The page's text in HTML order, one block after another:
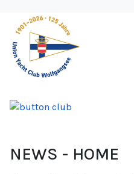
NEWS - HOME